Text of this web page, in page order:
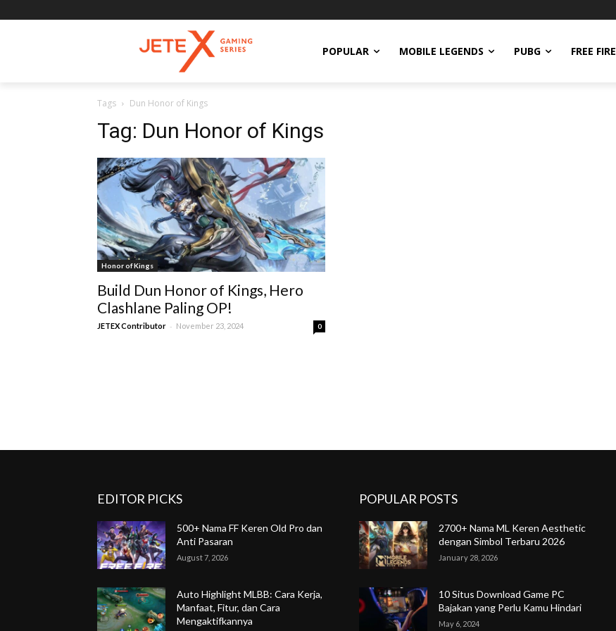
POPULAR MOBILE LEGENDS PUBG FREE FIRE
Tags Dun Honor of Kings
Tag: Dun Honor of Kings
Honor of Kings
Build Dun Honor of Kings, Hero
Clashlane Paling OP!
JETEX Contributor - November 23, 2024 0
EDITOR PICKS
500+ Nama FF Keren Old Pro dan
Anti Pasaran
August 7, 2026
Auto Highlight MLBB: Cara Kerja,
Manfaat, Fitur, dan Cara
Mengaktifkannya
POPULAR POSTS
2700+ Nama ML Keren Aesthetic
dengan Simbol Terbaru 2026
January 28, 2026
10 Situs Download Game PC
Bajakan yang Perlu Kamu Hindari
May 6, 2024